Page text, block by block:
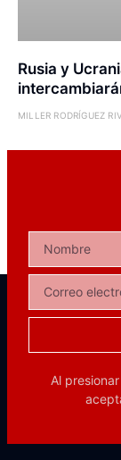
Rusia y
MILLER RODRÍGUEZ
Al